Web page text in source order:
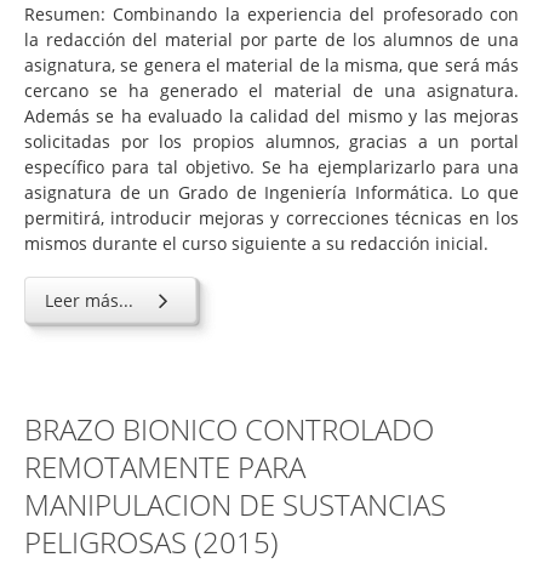
Resumen: Combinando la experiencia del profesorado con
la redacción del material por parte de los alumnos de una
asignatura, se genera el material de la misma, que será más
cercano se ha generado el material de una asignatura.
Además se ha evaluado la calidad del mismo y las mejoras
solicitadas por los propios alumnos, gracias a un portal
específico para tal objetivo. Se ha ejemplarizarlo para una
asignatura de un Grado de Ingeniería Informática. Lo que
permitirá, introducir mejoras y correcciones técnicas en los
mismos durante el curso siguiente a su redacción inicial.
Leer más...
BRAZO BIONICO CONTROLADO
REMOTAMENTE PARA
MANIPULACION DE SUSTANCIAS
PELIGROSAS (2015)